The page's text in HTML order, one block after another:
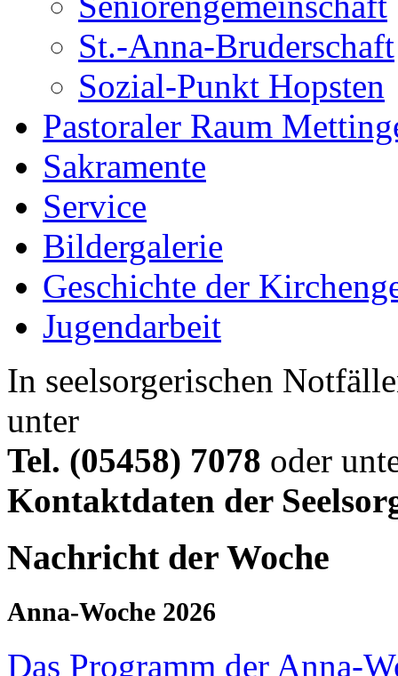
St.-Anna-Bruderschaft
Sozial-Punkt Hopsten
Pastoraler Raum
Sakramente
Service
Bildergalerie
Geschichte der
Jugendarbeit
In seelsorgerischen
unter
Tel. (05458) 7078 oder
Kontaktdaten der
Nachricht der Woche
Anna-Woche 2026
Das Programm der Anna-